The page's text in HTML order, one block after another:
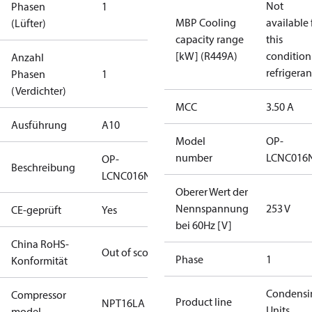
Phasen
(Lüfter)
1
Anzahl
Phasen
(Verdichter)
1
Ausführung A10
Beschreibung
OP-
LCNC016NPA10G
CE-geprüft Yes
China RoHS-
Konformität
Out of scope
Compressor
NPT16LA
MBP Cooling
capacity range
[kW] (R449A)
Not
available
this
MCC 3.50 A
Model
number
OP-
Oberer Wert der
Nennspannung
bei 60Hz [V]
253 V
Phase 1
Product line